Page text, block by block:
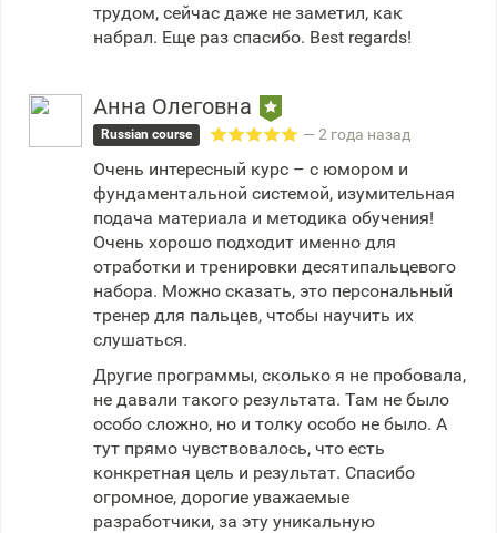
трудом, сейчас даже не заметил, как
набрал. Еще раз спасибо. Best regards!
Анна Олеговна
Russian course — 2 года назад
Очень интересный курс – с юмором и
фундаментальной системой, изумительная
подача материала и методика обучения!
Очень хорошо подходит именно для
отработки и тренировки десятипальцевого
набора. Можно сказать, это персональный
тренер для пальцев, чтобы научить их
слушаться.
Другие программы, сколько я не пробовала,
не давали такого результата. Там не было
особо сложно, но и толку особо не было. А
тут прямо чувствовалось, что есть
конкретная цель и результат. Спасибо
огромное, дорогие уважаемые
разработчики, за эту уникальную